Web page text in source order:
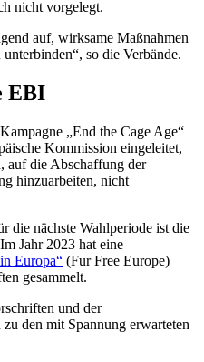
nicht vorgelegt.
auf, wirksame Maßnahmen
so die Verbände.
EBI
„End the Cage Age“
Kommission eingeleitet,
auf die Abschaffung der
hinzuarbeiten, nicht
die nächste Wahlperiode ist die
Jahr 2023 hat eine
Europa“ (Fur Free Europe)
gesammelt.
und der
den mit Spannung erwarteten